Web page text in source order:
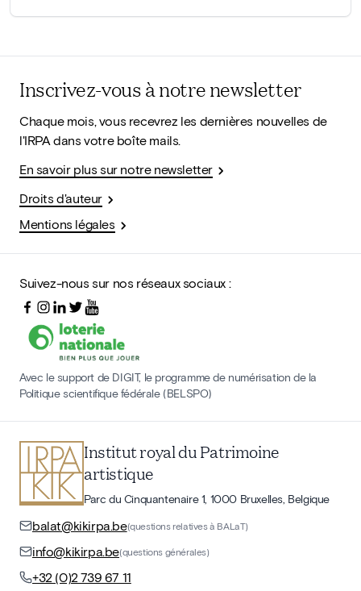
Inscrivez-vous à notre newsletter
Chaque mois, vous recevrez les dernières nouvelles de
l'IRPA dans votre boîte mails.
En savoir plus sur notre newsletter
Droits d'auteur
Mentions légales
Suivez-nous sur nos réseaux sociaux :
Avec le support de DIGIT, le programme de numérisation de la
Politique scientifique fédérale (BELSPO)
Institut royal du Patrimoine
artistique
Parc du Cinquantenaire 1, 1000 Bruxelles, Belgique
balat@kikirpa.be(questions relatives à BALaT)
info@kikirpa.be(questions générales)
+32 (0)2 739 67 11